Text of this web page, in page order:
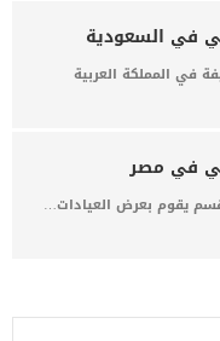
في السعودية
في المملكة العربية
في مصر
يقوم بعرض العيادات…